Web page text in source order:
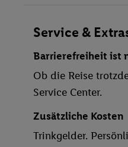
Außenpool(s)
Sonnenterrasse
Kanu
Fahrrad/
Anzahl der Pools
Service &
Barrierefreiheit ist
Ob die Reise
Service Center.
Zusätzliche Kosten
Trinkgelder.